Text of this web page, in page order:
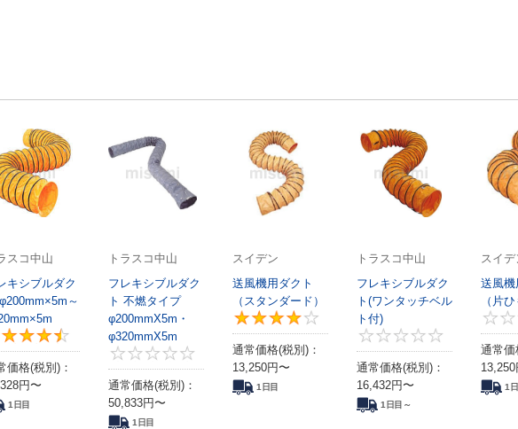
5
スコ中山
キシブルダク
～
4.7
価格(税別)：
円〜
1日目
トラスコ中山
フレキシブルダク
ト 不燃タイプ
φ200mmX5m・
φ320mmX5m
0
通常価格(税別)：
50,833円〜
1日目
スイデン
送風機用ダクト
（スタンダード）
通常価格(税別)：
13,250円〜
1日目
トラスコ中山
フレキシブルダク
ト(ワンタッチベル
ト付)
通常価格(税別)：
16,432円〜
1日目～
スイデ
送風機
（片ひ
通常価
13,250
1